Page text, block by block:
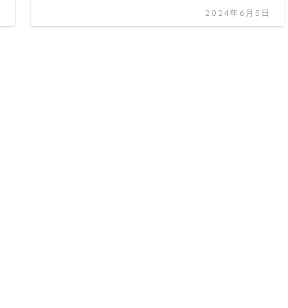
2024年6月5日